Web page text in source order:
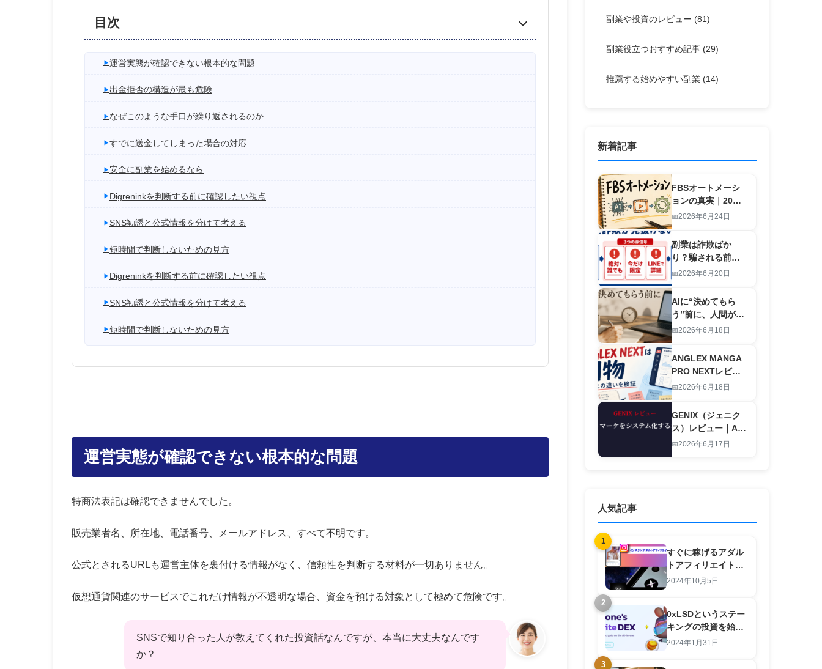
目次
運営実態が確認できない根本的な問題
出金拒否の構造が最も危険
なぜこのような手口が繰り返されるのか
すでに送金してしまった場合の対応
安全に副業を始めるなら
Digreninkを判断する前に確認したい視点
SNS勧誘と公式情報を分けて考える
短時間で判断しないための見方
Digreninkを判断する前に確認したい視点
SNS勧誘と公式情報を分けて考える
短時間で判断しないための見方
運営実態が確認できない根本的な問題
特商法表記は確認できませんでした。
販売業者名、所在地、電話番号、メールアドレス、すべて不明です。
公式とされるURLも運営主体を裏付ける情報がなく、信頼性を判断する材料が一切ありません。
仮想通貨関連のサービスでこれだけ情報が不透明な場合、資金を預ける対象として極めて危険です。
SNSで知り合った人が教えてくれた投資話なんですが、本当に大丈夫なんです
か？
副業や投資のレビュー (81)
副業役立つおすすめ記事 (29)
推薦する始めやすい副業 (14)
新着記事
FBSオートメーシ
ョンの真実｜20
秒・1行入力で副業
仕組み
2026年6月24日
副業は詐欺ばか
り？騙される前に
｜怪しい案件を”登
ェックリスト
【2026】
2026年6月20日
AIに“決めてもら
う”前に、人間が決
めること｜お金と
2026年6月18日
ANGLEX MANGA
PRO NEXTレビュ
ー｜旧版との違い
2026年6月18日
GENIX（ジェニク
ス）レビュー｜AI
でアダルトマーケ
2026年6月17日
人気記事
1
すぐに稼げるアダル
トアフィリエイト
×SNS 羽田義和のノ
2024年10月5日
2
0xLSDというステー
キングの投資を始め
た結果【注意点と攻
2024年1月31日
3